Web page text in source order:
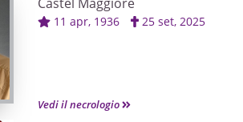
11 apr, 1936 25 set, 2025
Vedi il necrologio